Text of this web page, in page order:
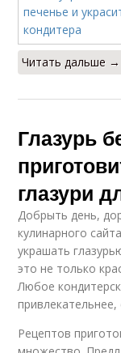
Читать дальше →
Глазурь
глазури
Добрыть день,
кулинарного
украшать
это не только
Любое
привлекательнее,
Рецептов